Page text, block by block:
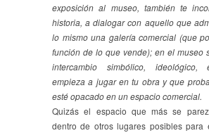
exposición al museo, también te
historia, a dialogar con aquello que
lo mismo una galería comercial (que
función de lo que vende); en el museo
intercambio simbólico, ideológico,
empieza a jugar en tu obra y que
esté opacado en un espacio comercial.
Quizás el espacio que más se
dentro de otros lugares posibles para